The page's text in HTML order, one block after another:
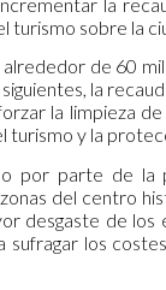
turismo sobre la
de 60
la
la limpieza
turismo y la
por parte de la
del centro
desgaste de los
los